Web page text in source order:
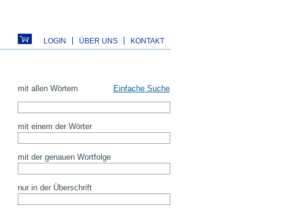
LOGIN ÜBER UNS KONTAKT
mit allen Wörtern Einfache Suche
mit einem der Wörter
mit der genauen Wortfolge
nur in der Überschrift